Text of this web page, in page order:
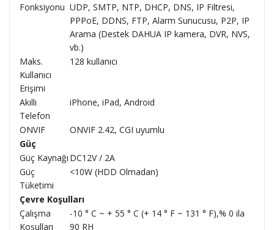
Fonksiyonu UDP, SMTP, NTP, DHCP, DNS, IP Filtresi,
PPPoE, DDNS, FTP, Alarm Sunucusu, P2P, IP
Arama (Destek DAHUA IP kamera, DVR, NVS,
vb.)
Maks.
Kullanıcı
Erişimi
128 kullanıcı
Akıllı
Telefon
iPhone, iPad, Android
ONVIF
ONVIF 2.42, CGI uyumlu
Güç
Güç Kaynağı DC12V / 2A
Güç
Tüketimi
<10W (HDD Olmadan)
Çevre Koşulları
Çalışma
Koşulları
-10 ° C ~ + 55 ° C (+ 14 ° F ~ 131 ° F),% 0 ila
90 RH